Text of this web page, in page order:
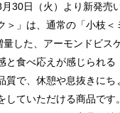
30日（火）より新発売
＞」は、通常の「小枝＜
した、アーモンドビス
と食べ応えが感じられる
質で、休憩や息抜きにち
していただける商品です